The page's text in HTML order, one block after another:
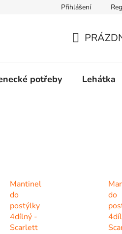
spotřebitelských sporů.
Přihlášení
KOŠÍK
potřeby Lehátka
Mantinel
do
postýlky
4dílný -
Scarlett
do